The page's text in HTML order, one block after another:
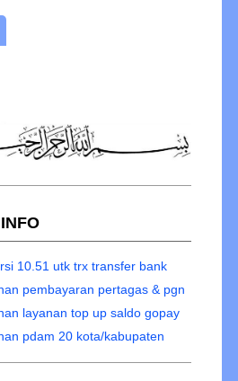
dengan alasan apapun..
10.51 utk trx transfer bank
pembayaran pertagas & pgn
layanan top up saldo gopay
pdam 20 kota/kabupaten